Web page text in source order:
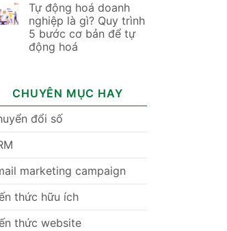
Tự động hoá doanh
nghiệp là gì? Quy trình
5 bước cơ bản để tự
động hoá
CHUYÊN MỤC HAY
đổi số
marketing campaign
thức hữu ích
thức website